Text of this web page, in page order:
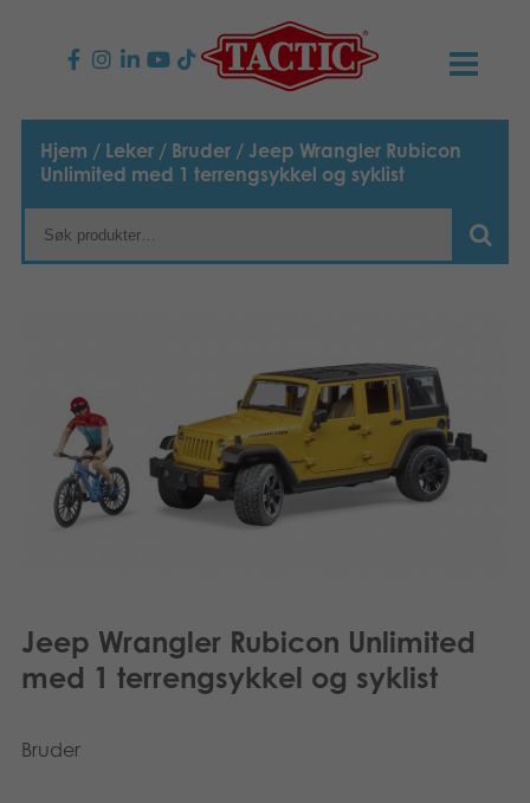
PRODUKTER
Barnespill
Familiespill
Puslespill
Leker
Arkiverte produkter
TACTIC
Vår historie
Produktsider
Media
Norsk
Suomi
Hjem / Leker / Bruder / Jeep Wrangler Rubicon
Unlimited med 1 terrengsykkel og syklist
Jeep Wrangler Rubicon Unlimited
med 1 terrengsykkel og syklist
Bruder